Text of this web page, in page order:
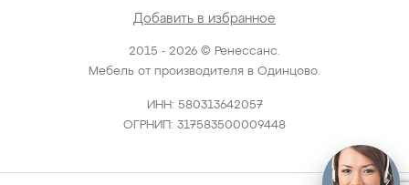
2015 - 2026 © Ренессанс.
Мебель от производителя в Одинцово.
ИНН: 580313642057
ОГРНИП: 317583500009448
Добавить в избранное